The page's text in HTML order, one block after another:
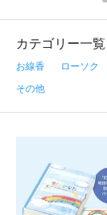
カテゴリー一覧
お線香 ローソク
その他